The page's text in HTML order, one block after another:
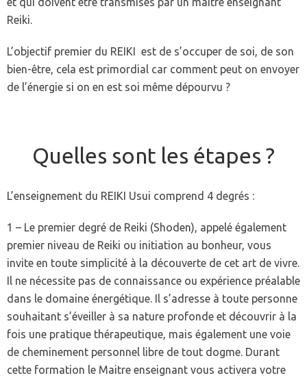
Reiki.
L’objectif premier du REIKI est de s’occuper de soi, de son
bien-être, cela est primordial car comment peut on envoyer
de l’énergie si on en est soi même dépourvu ?
Quelles sont les étapes ?
L’enseignement du REIKI Usui comprend 4 degrés :
1 – Le premier degré de Reiki (Shoden), appelé également
premier niveau de Reiki ou initiation au bonheur, vous
invite en toute simplicité à la découverte de cet art de vivre.
Il ne nécessite pas de connaissance ou expérience préalable
dans le domaine énergétique. Il s’adresse à toute personne
souhaitant s’éveiller à sa nature profonde et découvrir à la
fois une pratique thérapeutique, mais également une voie
de cheminement personnel libre de tout dogme. Durant
cette formation le Maitre enseignant vous activera votre